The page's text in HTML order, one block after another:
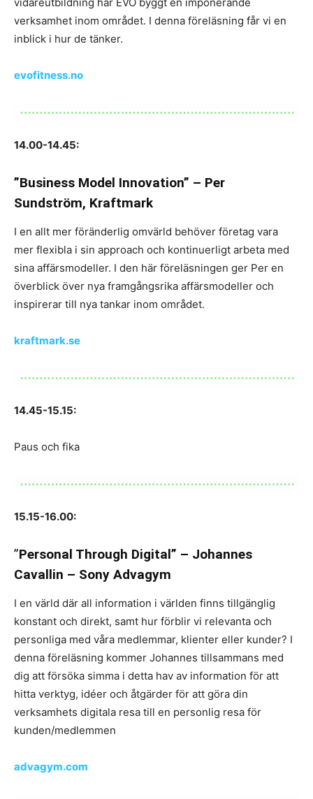
verksamhet inom området. I denna föreläsning får vi en
inblick i hur de tänker.
evofitness.no
14.00-14.45:
”Business Model Innovation” – Per
Sundström, Kraftmark
I en allt mer föränderlig omvärld behöver företag vara
mer flexibla i sin approach och kontinuerligt arbeta med
sina affärsmodeller. I den här föreläsningen ger Per en
överblick över nya framgångsrika affärsmodeller och
inspirerar till nya tankar inom området.
kraftmark.se
14.45-15.15:
Paus och fika
15.15-16.00:
”Personal Through Digital” – Johannes
Cavallin – Sony Advagym
I en värld där all information i världen finns tillgänglig
konstant och direkt, samt hur förblir vi relevanta och
personliga med våra medlemmar, klienter eller kunder? I
denna föreläsning kommer Johannes tillsammans med
dig att försöka simma i detta hav av information för att
hitta verktyg, idéer och åtgärder för att göra din
verksamhets digitala resa till en personlig resa för
kunden/medlemmen
advagym.com